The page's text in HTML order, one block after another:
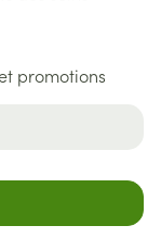
promotions